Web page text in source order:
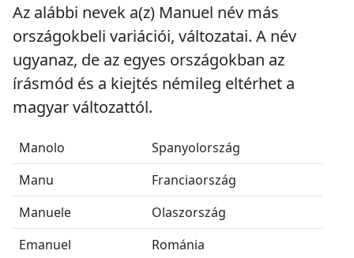
Az alábbi nevek a(z) Manuel név más
országokbeli variációi, változatai. A név
ugyanaz, de az egyes országokban az
írásmód és a kiejtés némileg eltérhet a
magyar változattól.
Manolo
Spanyolország
Manu
Franciaország
Manuele
Olaszország
Emanuel
Románia